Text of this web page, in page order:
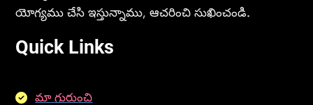
యోగ్యము చేసి ఇస్తున్నాము, ఆచరించి సుఖించండి.
Quick Links
మా గురుంచి